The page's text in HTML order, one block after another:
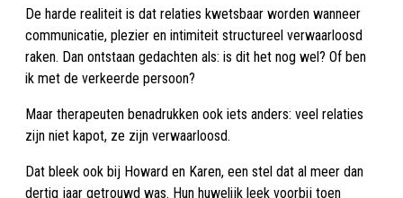
De harde realiteit is dat relaties kwetsbaar worden wanneer
communicatie, plezier en intimiteit structureel verwaarloosd
raken. Dan ontstaan gedachten als: is dit het nog wel? Of ben
ik met de verkeerde persoon?
Maar therapeuten benadrukken ook iets anders: veel relaties
zijn niet kapot, ze zijn verwaarloosd.
Dat bleek ook bij Howard en Karen, een stel dat al meer dan
dertig jaar getrouwd was. Hun huwelijk leek voorbij toen